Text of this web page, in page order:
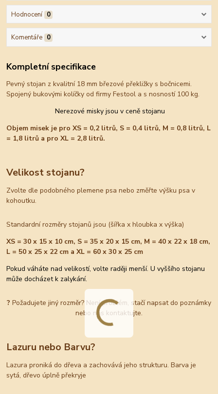
Hodnocení 0
Komentáře 0
Kompletní specifikace
Pevný stojan z kvalitní 18 mm březové překližky s bočnicemi.
Spojený bukovými kolíčky od firmy Festool a s nosností 100 kg.
Nerezové misky jsou v ceně stojanu
Objem misek je pro XS = 0,2 litrů, S = 0,4 litrů, M = 0,8 litrů, L
= 1,8 litrů a pro XL = 2,8 litrů.
Velikost stojanu?
Zvolte dle podobného plemene psa nebo změřte výšku psa v
kohoutku.
Standardní rozměry stojanů jsou (šířka x hloubka x výška)
XS = 30 x 15 x 10 cm, S = 35 x 20 x 15 cm, M = 40 x 22 x 18 cm,
L = 50 x 25 x 22 cm a XL = 60 x 30 x 25 cm
Pokud váháte nad velikostí, volte raději menší. U vyššího stojanu
může docházet k zalykání.
? Požadujete jiný rozměr? Není problém, stačí napsat do poznámky
nebo nás kontaktujte.
Lazuru nebo Barvu?
Lazura proniká do dřeva a zachovává jeho strukturu. Barva je
sytá, dřevo úplně překryje